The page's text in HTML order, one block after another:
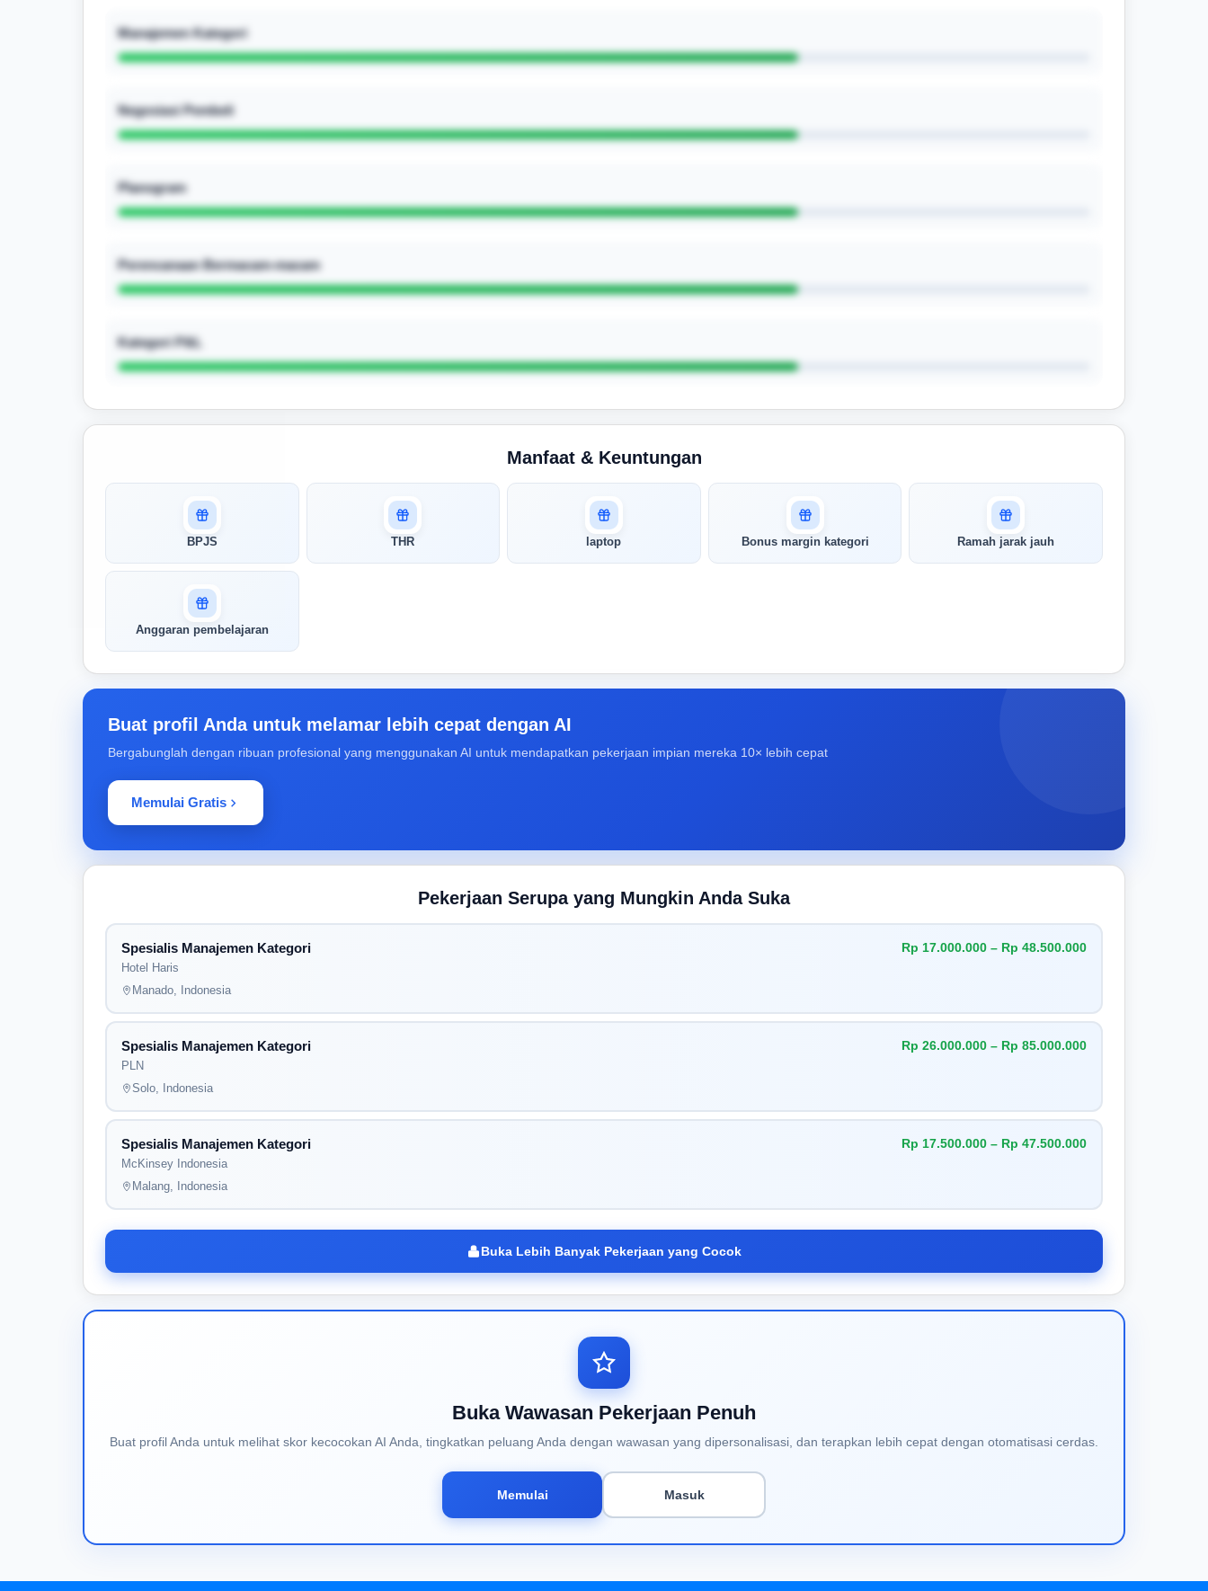
Manajemen Kategori
Negosiasi Pembeli
Planogram
Perencanaan Bermacam-macam
Kategori P&L
pertandingan AI Anda
AI kami menganalisis profil Anda dan
menunjukkan seberapa cocok keahlian
Anda dengan peran ini
Buka Kunci Skor Pertandingan
Manfaat & Keuntungan
BPJS THR laptop Bonus margin kategori Ramah jarak jauh
Anggaran pembelajaran
Buat profil Anda untuk melamar lebih cepat dengan AI
Bergabunglah dengan ribuan profesional yang menggunakan AI untuk mendapatkan pekerjaan impian mereka 10× lebih cepat
Memulai Gratis
Pekerjaan Serupa yang Mungkin Anda Suka
Spesialis Manajemen Kategori
Hotel Haris
Rp 17.000.000 – Rp 48.500.000
Manado, Indonesia
Spesialis Manajemen Kategori
PLN
Rp 26.000.000 – Rp 85.000.000
Solo, Indonesia
Spesialis Manajemen Kategori
McKinsey Indonesia
Rp 17.500.000 – Rp 47.500.000
Malang, Indonesia
Buka Lebih Banyak Pekerjaan yang Cocok
Buka Wawasan Pekerjaan Penuh
Buat profil Anda untuk melihat skor kecocokan AI Anda, tingkatkan peluang Anda dengan wawasan yang dipersonalisasi, dan terapkan lebih cepat dengan otomatisasi cerdas.
Memulai Masuk